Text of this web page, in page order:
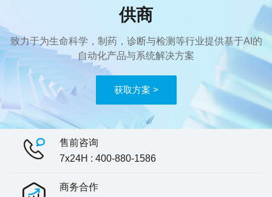
供商
致力于为生命科学，制药，诊断与检测等行业提供基于AI的
自动化产品与系统解决方案
获取方案 >
售前咨询
7x24H : 400-880-1586
商务合作